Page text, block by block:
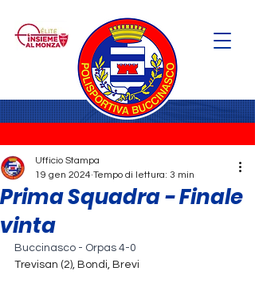
Prima Squadra - Finale
vinta
Ufficio Stampa
19 gen 2024 Tempo di lettura: 3 min
Buccinasco - Orpas 4-0
Trevisan (2), Bondi, Brevi